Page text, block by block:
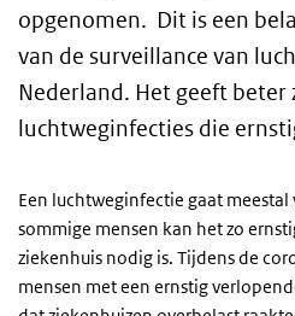
opgenomen. Dit is een
van de surveillance van
Nederland. Het geeft beter
luchtweginfecties die
Een luchtweginfectie gaat meestal
sommige mensen kan het zo
ziekenhuis nodig is. Tijdens de
mensen met een ernstig